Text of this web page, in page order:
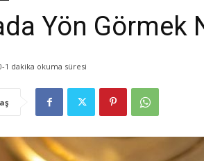
Yön Görmek
1 dakika okuma süresi